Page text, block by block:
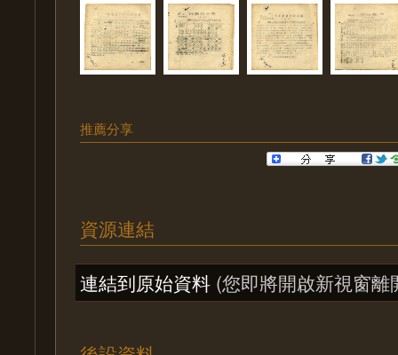
推薦分享
資源連結
連結到原始資料 (您即將開啟新視窗離